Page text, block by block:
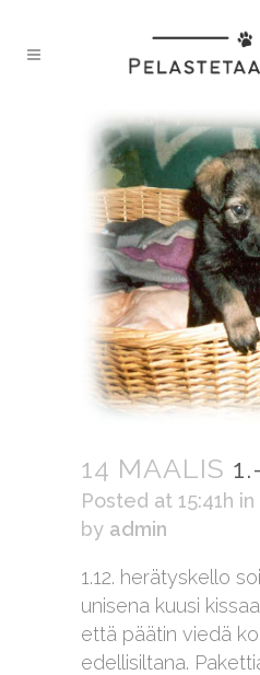
14 MAALIS
Posted at 15:41h in
by admin
1.12. herätyskello
unisena kuusi
että päätin viedä
edellisiltana.